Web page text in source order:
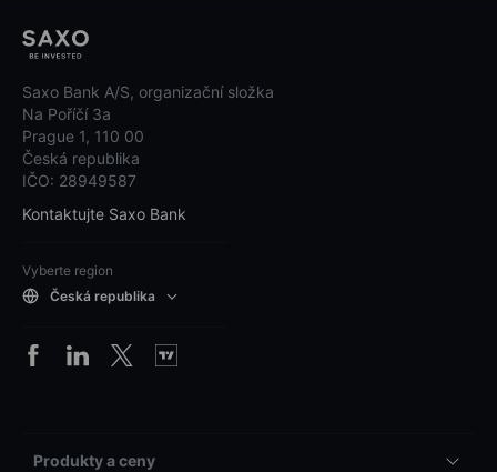
Saxo Bank A/S, organizační složka
Na Poříčí 3a
Prague 1, 110 00
Česká republika
IČO: 28949587
Kontaktujte Saxo Bank
Vyberte region
Česká republika
Produkty a ceny